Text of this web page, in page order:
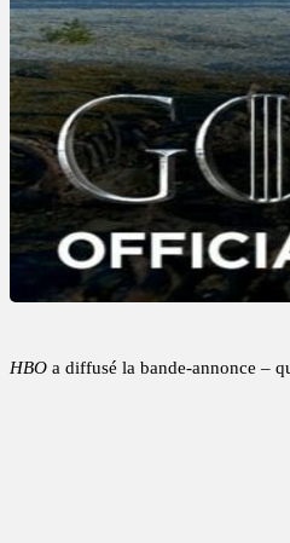
HBO a diffusé la bande-annonce –